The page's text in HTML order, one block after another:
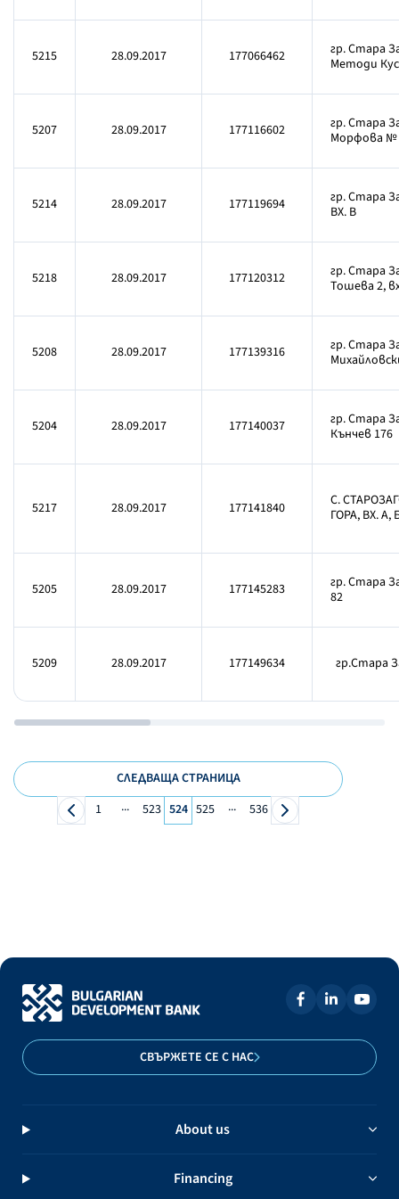
5215 28.09.2017 177066462
гр. Стара
Методи
5207 28.09.2017 177116602
гр. Стара
Морфова №
5214 28.09.2017 177119694
гр. Стара
ВХ. В
5218 28.09.2017 177120312
гр. Стара
Тошева 2,
5208 28.09.2017 177139316
гр. Стара
5204 28.09.2017 177140037
гр. Стара
Кънчев 176
5217 28.09.2017 177141840
С.
ГОРА, ВХ. А,
5205 28.09.2017 177145283
гр. Стара
82
5209 28.09.2017 177149634 гр.Стара
СЛЕДВАЩА СТРАНИЦА
1
... 523 524 525 ... 536
СВЪРЖЕТЕ СЕ С НАС
About us
Financing